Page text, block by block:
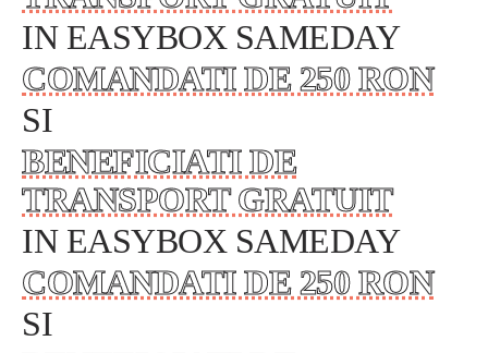
IN EASYBOX SAMEDAY
COMANDATI DE 250 RON
SI
BENEFICIATI DE
TRANSPORT GRATUIT
IN EASYBOX SAMEDAY
COMANDATI DE 250 RON
SI